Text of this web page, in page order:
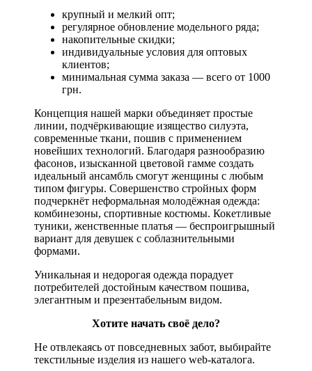
крупный и мелкий опт;
регулярное обновление модельного ряда;
накопительные скидки;
индивидуальные условия для оптовых
клиентов;
минимальная сумма заказа — всего от 1000
грн.
Концепция нашей марки объединяет простые
линии, подчёркивающие изящество силуэта,
современные ткани, пошив с применением
новейших технологий. Благодаря разнообразию
фасонов, изысканной цветовой гамме создать
идеальный ансамбль смогут женщины с любым
типом фигуры. Совершенство стройных форм
подчеркнёт неформальная молодёжная одежда:
комбинезоны, спортивные костюмы. Кокетливые
туники, женственные платья — беспроигрышный
вариант для девушек с соблазнительными
формами.
Уникальная и недорогая одежда порадует
потребителей достойным качеством пошива,
элегантным и презентабельным видом.
Хотите начать своё дело?
Не отвлекаясь от повседневных забот, выбирайте
текстильные изделия из нашего web-каталога.